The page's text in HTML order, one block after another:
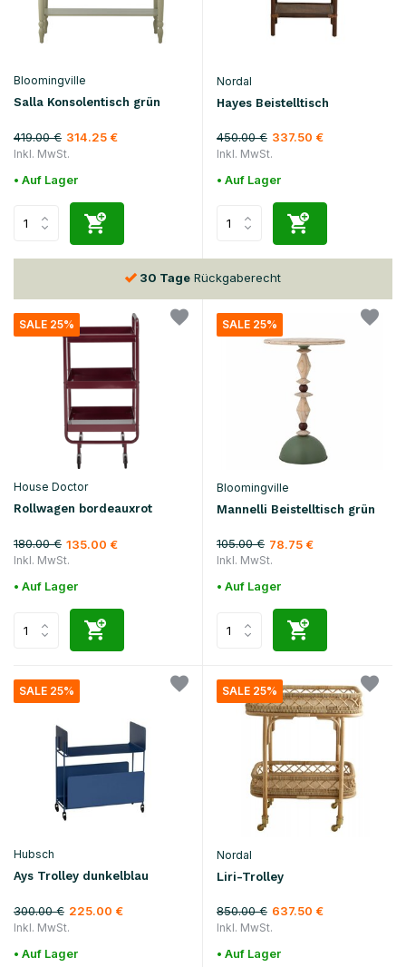
Bloomingville
Salla Konsolentisch grün
419.00 € 314.25 €
Inkl. MwSt.
• Auf Lager
Nordal
Hayes Beistelltisch
450.00 € 337.50 €
Inkl. MwSt.
• Auf Lager
30 TageRückgaberecht
SALE 25%
House Doctor
Rollwagen bordeauxrot
180.00 € 135.00 €
Inkl. MwSt.
• Auf Lager
SALE 25%
Bloomingville
Mannelli Beistelltisch grün
105.00 € 78.75 €
Inkl. MwSt.
• Auf Lager
SALE 25%
Hubsch
Ays Trolley dunkelblau
300.00 € 225.00 €
Inkl. MwSt.
• Auf Lager
SALE 25%
Nordal
Liri-Trolley
850.00 € 637.50 €
Inkl. MwSt.
• Auf Lager